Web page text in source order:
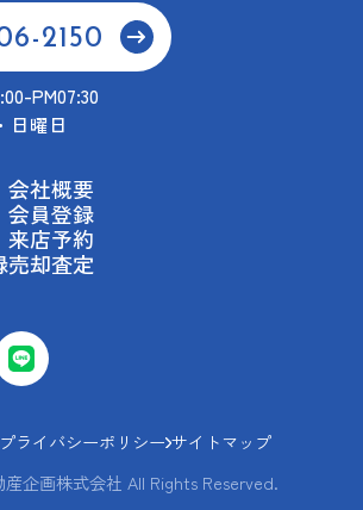
2150
PM07:30
日曜日
会社概要
会員登録
来店予約
売却査定
プライバシーポリシー サイトマップ
企画株式会社 All Rights Reserved.